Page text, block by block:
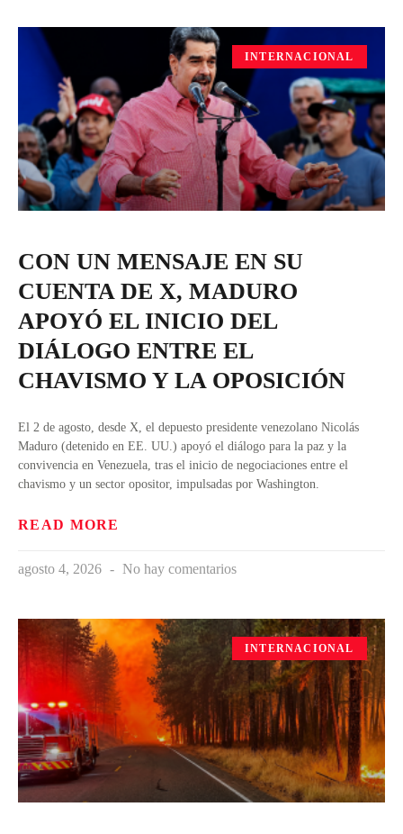
INTERNACIONAL
CON UN MENSAJE EN SU
CUENTA DE X, MADURO
APOYÓ EL INICIO DEL
DIÁLOGO ENTRE EL
CHAVISMO Y LA OPOSICIÓN
El 2 de agosto, desde X, el depuesto presidente venezolano Nicolás
Maduro (detenido en EE. UU.) apoyó el diálogo para la paz y la
convivencia en Venezuela, tras el inicio de negociaciones entre el
chavismo y un sector opositor, impulsadas por Washington.
READ MORE
agosto 4, 2026 No hay comentarios
INTERNACIONAL